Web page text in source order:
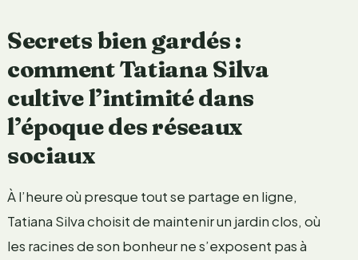
Secrets bien gardés :
comment Tatiana Silva
cultive l’intimité dans
l’époque des réseaux
sociaux
À l’heure où presque tout se partage en ligne,
Tatiana Silva choisit de maintenir un jardin clos, où
les racines de son bonheur ne s’exposent pas à